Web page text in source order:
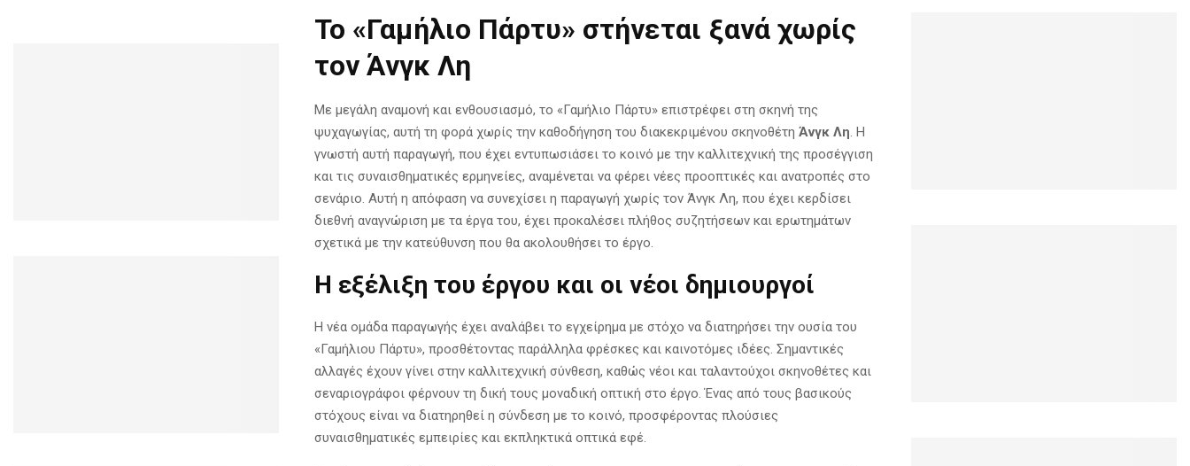
Το «Γαμήλιο Πάρτυ» στήνεται ξανά χωρίς
τον Άνγκ Λη
Με μεγάλη αναμονή και ενθουσιασμό, το «Γαμήλιο Πάρτυ» επιστρέφει στη σκηνή της
ψυχαγωγίας, αυτή τη φορά χωρίς την καθοδήγηση του διακεκριμένου σκηνοθέτη Άνγκ Λη. Η
γνωστή αυτή παραγωγή, που έχει εντυπωσιάσει το κοινό με την καλλιτεχνική της προσέγγιση
και τις συναισθηματικές ερμηνείες, αναμένεται να φέρει νέες προοπτικές και ανατροπές στο
σενάριο. Αυτή η απόφαση να συνεχίσει η παραγωγή χωρίς τον Άνγκ Λη, που έχει κερδίσει
διεθνή αναγνώριση με τα έργα του, έχει προκαλέσει πλήθος συζητήσεων και ερωτημάτων
σχετικά με την κατεύθυνση που θα ακολουθήσει το έργο.
Η εξέλιξη του έργου και οι νέοι δημιουργοί
Η νέα ομάδα παραγωγής έχει αναλάβει το εγχείρημα με στόχο να διατηρήσει την ουσία του
«Γαμήλιου Πάρτυ», προσθέτοντας παράλληλα φρέσκες και καινοτόμες ιδέες. Σημαντικές
αλλαγές έχουν γίνει στην καλλιτεχνική σύνθεση, καθώς νέοι και ταλαντούχοι σκηνοθέτες και
σεναριογράφοι φέρνουν τη δική τους μοναδική οπτική στο έργο. Ένας από τους βασικούς
στόχους είναι να διατηρηθεί η σύνδεση με το κοινό, προσφέροντας πλούσιες
συναισθηματικές εμπειρίες και εκπληκτικά οπτικά εφέ.